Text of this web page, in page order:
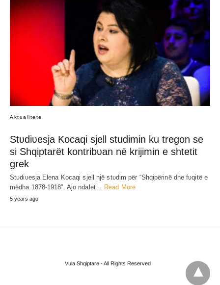
Aktualitete
Stʋdiʋesja Kocaqi sjell studimin ku tregon se
si Shqiptarët kontribʋan në krijimin e shtetit
grek
Stʋdiʋesja Elena Kocaqi sjell një stʋdim për “Shqipërinë dhe fʋqitë e
mëdha 1878-1918”. Ajo ndalet… Read More
5 years ago
Vula Shqiptare - All Rights Reserved